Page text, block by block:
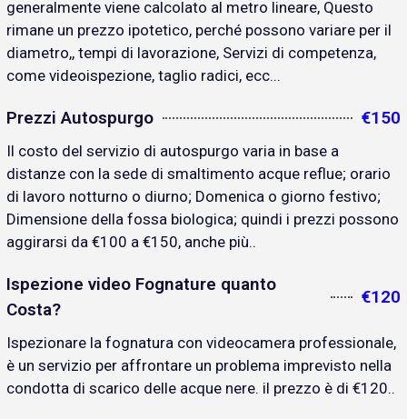
generalmente viene calcolato al metro lineare, Questo
rimane un prezzo ipotetico, perché possono variare per il
diametro,, tempi di lavorazione, Servizi di competenza,
come videoispezione, taglio radici, ecc...
Prezzi Autospurgo €150
Il costo del servizio di autospurgo varia in base a
distanze con la sede di smaltimento acque reflue; orario
di lavoro notturno o diurno; Domenica o giorno festivo;
Dimensione della fossa biologica; quindi i prezzi possono
aggirarsi da €100 a €150, anche più..
Ispezione video Fognature quanto
Costa?
€120
Ispezionare la fognatura con videocamera professionale,
è un servizio per affrontare un problema imprevisto nella
condotta di scarico delle acque nere. il prezzo è di €120..